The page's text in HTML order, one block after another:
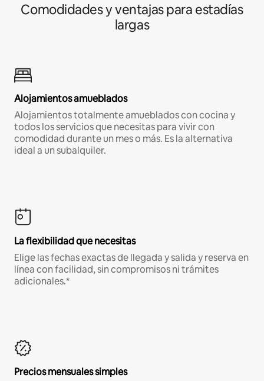
Comodidades y ventajas para estadías
largas
Alojamientos amueblados
Alojamientos totalmente amueblados con cocina y
todos los servicios que necesitas para vivir con
comodidad durante un mes o más. Es la alternativa
ideal a un subalquiler.
La flexibilidad que necesitas
Elige las fechas exactas de llegada y salida y reserva en
línea con facilidad, sin compromisos ni trámites
adicionales.*
Precios mensuales simples